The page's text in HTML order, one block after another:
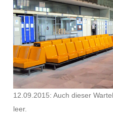
12.09.2015: Auch dieser
leer.